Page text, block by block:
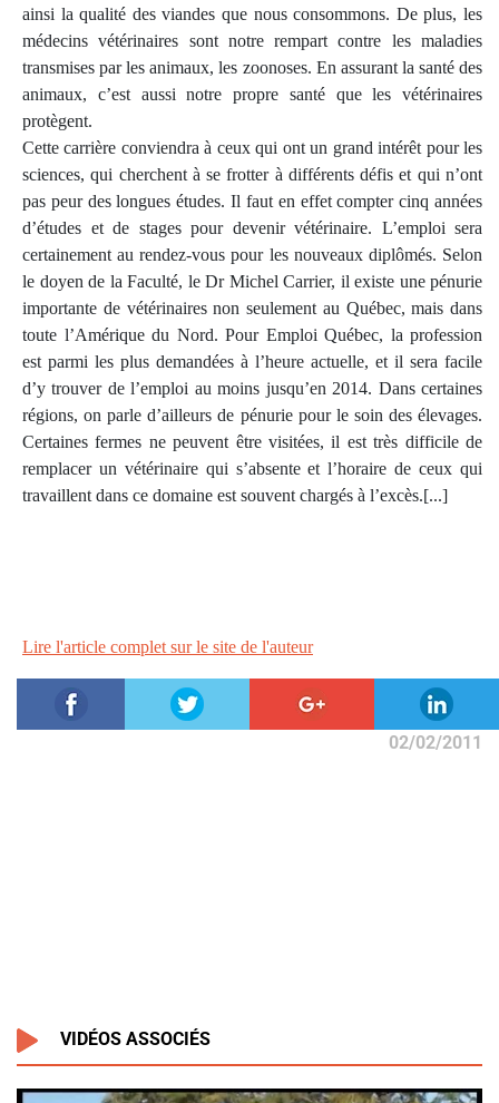
ainsi la qualité des viandes que nous consommons. De plus, les
médecins vétérinaires sont notre rempart contre les maladies
transmises par les animaux, les zoonoses. En assurant la santé des
animaux, c’est aussi notre propre santé que les vétérinaires
protègent.
Cette carrière conviendra à ceux qui ont un grand intérêt pour les
sciences, qui cherchent à se frotter à différents défis et qui n’ont
pas peur des longues études. Il faut en effet compter cinq années
d’études et de stages pour devenir vétérinaire. L’emploi sera
certainement au rendez-vous pour les nouveaux diplômés. Selon
le doyen de la Faculté, le Dr Michel Carrier, il existe une pénurie
importante de vétérinaires non seulement au Québec, mais dans
toute l’Amérique du Nord. Pour Emploi Québec, la profession
est parmi les plus demandées à l’heure actuelle, et il sera facile
d’y trouver de l’emploi au moins jusqu’en 2014. Dans certaines
régions, on parle d’ailleurs de pénurie pour le soin des élevages.
Certaines fermes ne peuvent être visitées, il est très difficile de
remplacer un vétérinaire qui s’absente et l’horaire de ceux qui
travaillent dans ce domaine est souvent chargés à l’excès.[...]
Lire l'article complet sur le site de l'auteur
02/02/2011
VIDÉOS ASSOCIÉS